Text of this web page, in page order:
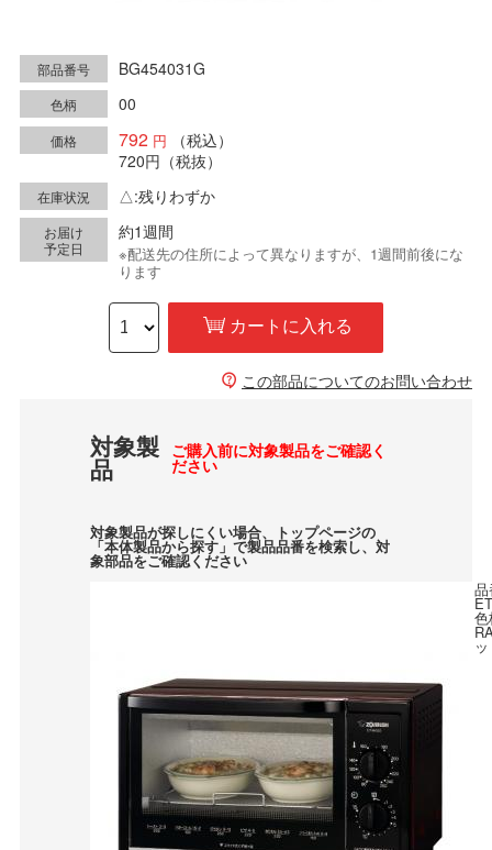
部品番号 BG454031G
色柄 00
価格 792
（税込）
720円 （税抜）
在庫状況 △:残りわずか
お届け
予定日
約1週間
※配送先の住所によって異なりますが、1週間前後にな
ります
カートに入れる
この部品についてのお問い合わせ
対象製
品
ご購入前に対象製品をご確認く
ださい
対象製品が探しにくい場合、トップページの
「本体製品から探す」で製品品番を検索し、対
象部品をご確認ください